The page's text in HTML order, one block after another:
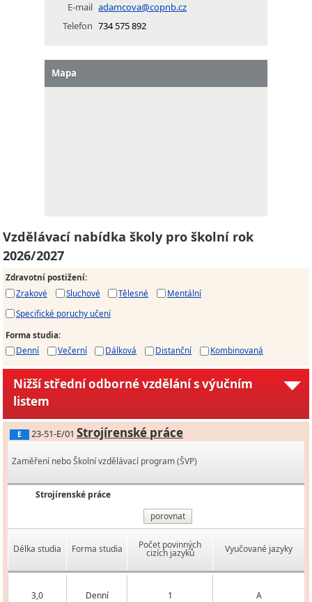
E-mail adamcova@copnb.cz
Telefon 734 575 892
Mapa
Vzdělávací nabídka školy pro školní rok
2026/2027
Zdravotní postižení:
Zrakové
Sluchové Tělesné
Mentální
Specifické poruchy učení
Forma studia:
Denní
Večerní Dálková Distanční Kombinovaná
Nižší střední odborné vzdělání s výučním
listem
E 23-51-E/01 Strojírenské práce
Zaměření nebo Školní vzdělávací program (ŠVP)
Strojírenské práce
porovnat
Délka studia Forma studia Počet povinných
cizích jazyků Vyučované jazyky
3,0 Denní 1 A